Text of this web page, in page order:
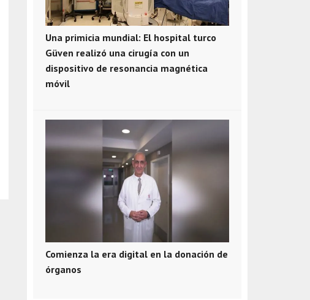
Una primicia mundial: El hospital turco
Güven realizó una cirugía con un
dispositivo de resonancia magnética
móvil
Comienza la era digital en la donación de
órganos